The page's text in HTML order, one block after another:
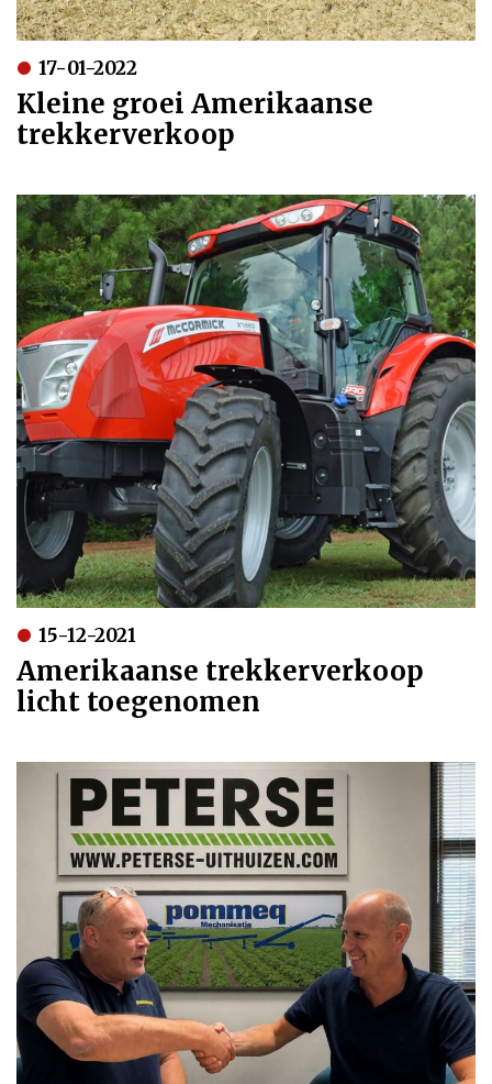
17-01-2022
Kleine groei Amerikaanse
trekkerverkoop
15-12-2021
Amerikaanse trekkerverkoop
licht toegenomen